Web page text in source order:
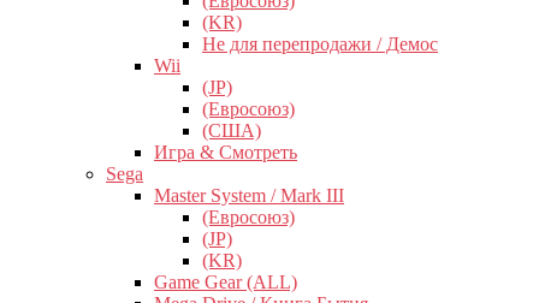
(KR)
Не для перепродажи / Демос
Wii
(JP)
(Евросоюз)
(США)
Игра & Смотреть
Sega
Master System / Mark III
(Евросоюз)
(JP)
(KR)
Game Gear (ALL)